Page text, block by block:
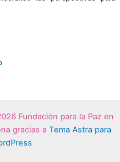
Fundación para la Paz en
gracias a Tema Astra para